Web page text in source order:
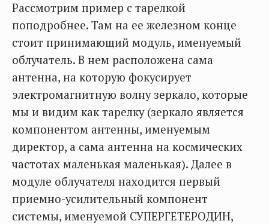
Рассмотрим пример с тарелкой
поподробнее. Там на ее железном конце
стоит принимающий модуль, именуемый
облучатель. В нем расположена сама
антенна, на которую фокусирует
электромагнитную волну зеркало, которые
мы и видим как тарелку (зеркало является
компонентом антенны, именуемым
директор, а сама антенна на космических
частотах маленькая маленькая). Далее в
модуле облучателя находится первый
приемно-усилительный компонент
системы, именуемой СУПЕРГЕТЕРОДИН,